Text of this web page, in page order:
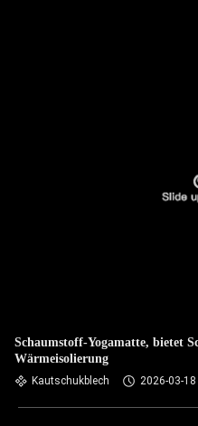
Schaumstoff-Yogamatte, bietet
Wärmeisolierung
Kautschukblech 2026-03-18